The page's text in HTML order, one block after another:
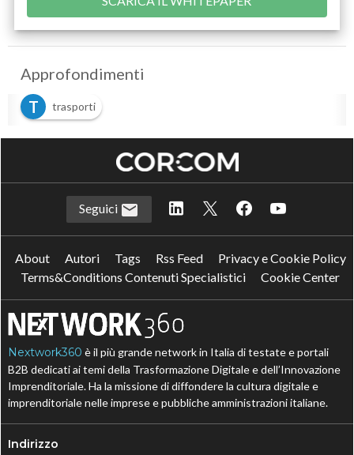
Approfondimenti
T
trasporti
Seguici
About Autori Tags Rss Feed
Privacy e Cookie Policy
Terms&Conditions Contenuti Specialistici
Cookie Center
Nextwork360 è il più grande network in Italia di testate e portali
B2B dedicati ai temi della Trasformazione Digitale e dell’Innovazione
Imprenditoriale. Ha la missione di diffondere la cultura digitale e
imprenditoriale nelle imprese e pubbliche amministrazioni italiane.
Indirizzo